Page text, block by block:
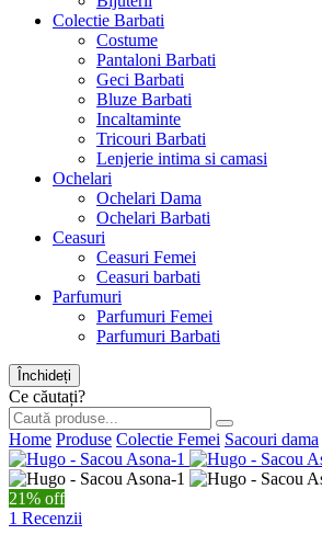
Colectie Barbati
Costume
Pantaloni Barbati
Geci Barbati
Bluze Barbati
Incaltaminte
Tricouri Barbati
Lenjerie intima si camasi
Ochelari
Ochelari Dama
Ochelari Barbati
Ceasuri
Ceasuri Femei
Ceasuri barbati
Parfumuri
Parfumuri Femei
Parfumuri Barbati
Închideți
Ce căutați?
Home Produse Colectie Femei Sacouri dama
21% off
1 Recenzii